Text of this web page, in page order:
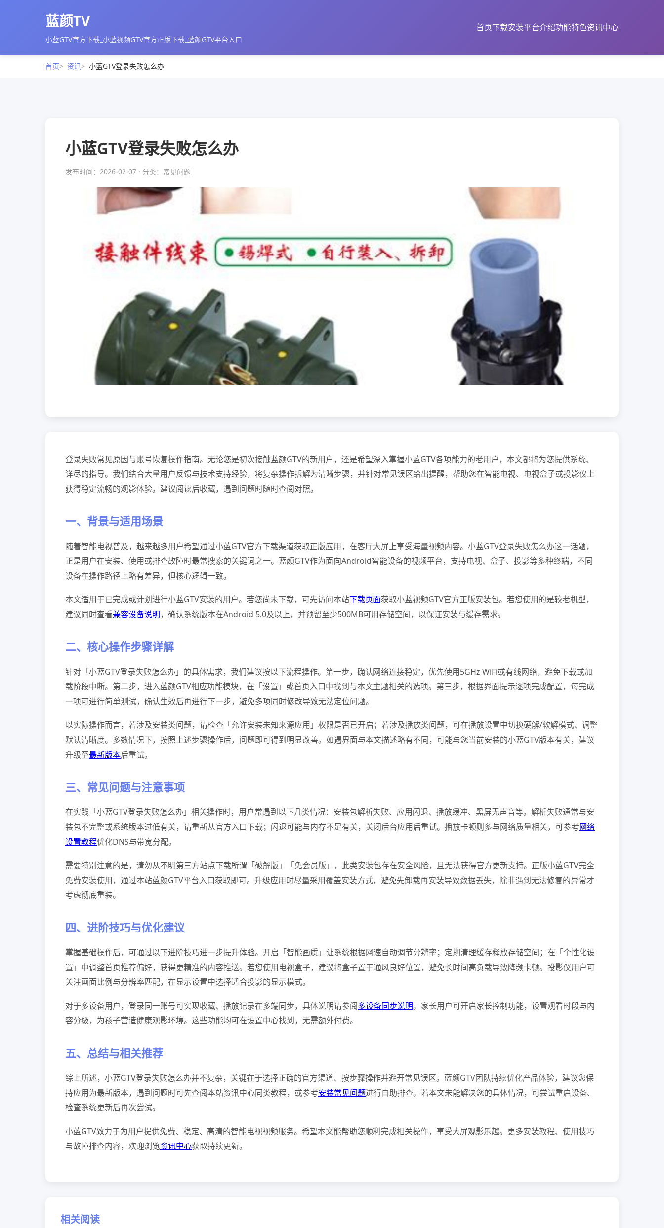
蓝颜TV
小蓝GTV官方下载_小蓝视频GTV官方正版下载_蓝颜GTV平台入口
首页下载安装平台介绍功能特色资讯中心
首页 资讯 小蓝GTV登录失败怎么办
小蓝GTV登录失败怎么办
发布时间：2026-02-07 · 分类：常见问题
登录失败常见原因与账号恢复操作指南。无论您是初次接触蓝颜GTV的新用户，还是希望深入掌握小蓝GTV各项能力的老用户，本文都将为您提供系统、
详尽的指导。我们结合大量用户反馈与技术支持经验，将复杂操作拆解为清晰步骤，并针对常见误区给出提醒，帮助您在智能电视、电视盒子或投影仪上
获得稳定流畅的观影体验。建议阅读后收藏，遇到问题时随时查阅对照。
一、背景与适用场景
随着智能电视普及，越来越多用户希望通过小蓝GTV官方下载渠道获取正版应用，在客厅大屏上享受海量视频内容。小蓝GTV登录失败怎么办这一话题，
正是用户在安装、使用或排查故障时最常搜索的关键词之一。蓝颜GTV作为面向Android智能设备的视频平台，支持电视、盒子、投影等多种终端，不同
设备在操作路径上略有差异，但核心逻辑一致。
本文适用于已完成或计划进行小蓝GTV安装的用户。若您尚未下载，可先访问本站下载页面获取小蓝视频GTV官方正版安装包。若您使用的是较老机型，
建议同时查看兼容设备说明，确认系统版本在Android 5.0及以上，并预留至少500MB可用存储空间，以保证安装与缓存需求。
二、核心操作步骤详解
针对「小蓝GTV登录失败怎么办」的具体需求，我们建议按以下流程操作。第一步，确认网络连接稳定，优先使用5GHz WiFi或有线网络，避免下载或加
载阶段中断。第二步，进入蓝颜GTV相应功能模块，在「设置」或首页入口中找到与本文主题相关的选项。第三步，根据界面提示逐项完成配置，每完成
一项可进行简单测试，确认生效后再进行下一步，避免多项同时修改导致无法定位问题。
以实际操作而言，若涉及安装类问题，请检查「允许安装未知来源应用」权限是否已开启；若涉及播放类问题，可在播放设置中切换硬解/软解模式、调整
默认清晰度。多数情况下，按照上述步骤操作后，问题即可得到明显改善。如遇界面与本文描述略有不同，可能与您当前安装的小蓝GTV版本有关，建议
升级至最新版本后重试。
三、常见问题与注意事项
在实践「小蓝GTV登录失败怎么办」相关操作时，用户常遇到以下几类情况：安装包解析失败、应用闪退、播放缓冲、黑屏无声音等。解析失败通常与安
装包不完整或系统版本过低有关，请重新从官方入口下载；闪退可能与内存不足有关，关闭后台应用后重试。播放卡顿则多与网络质量相关，可参考网络
设置教程优化DNS与带宽分配。
需要特别注意的是，请勿从不明第三方站点下载所谓「破解版」「免会员版」，此类安装包存在安全风险，且无法获得官方更新支持。正版小蓝GTV完全
免费安装使用，通过本站蓝颜GTV平台入口获取即可。升级应用时尽量采用覆盖安装方式，避免先卸载再安装导致数据丢失，除非遇到无法修复的异常才
考虑彻底重装。
四、进阶技巧与优化建议
掌握基础操作后，可通过以下进阶技巧进一步提升体验。开启「智能画质」让系统根据网速自动调节分辨率；定期清理缓存释放存储空间；在「个性化设
置」中调整首页推荐偏好，获得更精准的内容推送。若您使用电视盒子，建议将盒子置于通风良好位置，避免长时间高负载导致降频卡顿。投影仪用户可
关注画面比例与分辨率匹配，在显示设置中选择适合投影的显示模式。
对于多设备用户，登录同一账号可实现收藏、播放记录在多端同步，具体说明请参阅多设备同步说明。家长用户可开启家长控制功能，设置观看时段与内
容分级，为孩子营造健康观影环境。这些功能均可在设置中心找到，无需额外付费。
五、总结与相关推荐
综上所述，小蓝GTV登录失败怎么办并不复杂，关键在于选择正确的官方渠道、按步骤操作并避开常见误区。蓝颜GTV团队持续优化产品体验，建议您保
持应用为最新版本，遇到问题时可先查阅本站资讯中心同类教程，或参考安装常见问题进行自助排查。若本文未能解决您的具体情况，可尝试重启设备、
检查系统更新后再次尝试。
小蓝GTV致力于为用户提供免费、稳定、高清的智能电视视频服务。希望本文能帮助您顺利完成相关操作，享受大屏观影乐趣。更多安装教程、使用技巧
与故障排查内容，欢迎浏览资讯中心获取持续更新。
相关阅读